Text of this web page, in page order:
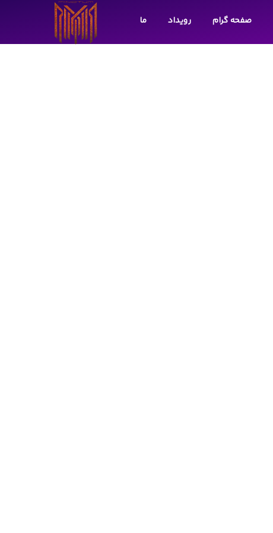
صفحه گرام رویداد ما